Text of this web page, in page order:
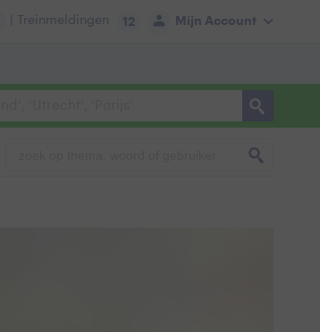
Mijn Account
| Treinmeldingen 12